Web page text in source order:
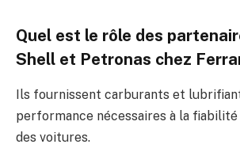
Quel est le rôle des
Shell et Petronas chez
Ils fournissent carburants et
performance nécessaires à la fiabilité
des voitures.